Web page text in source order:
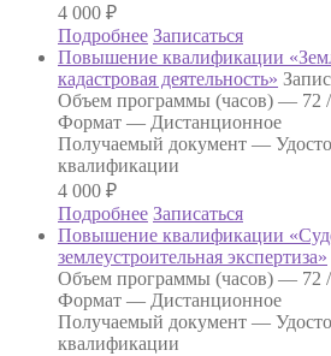
4 000 ₽
Подробнее Записаться
Повышение квалификации
кадастровая деятельность»
Объем программы (часов) — 72
Формат — Дистанционное
Получаемый документ —
квалификации
4 000 ₽
Подробнее Записаться
Повышение квалификации
землеустроительная экспертиза»
Объем программы (часов) — 72
Формат — Дистанционное
Получаемый документ —
квалификации